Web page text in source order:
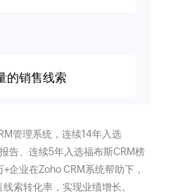
的销售线索
管理系统，连续14年入选
告、连续5年入选福布斯CRM榜
企业在Zoho CRM系统帮助下，
索转化率，实现业绩增长。